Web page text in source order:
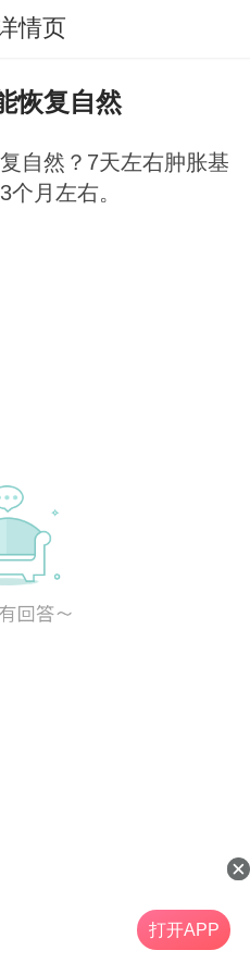
情页
恢复自然
自然？7天左右肿胀基
月左右。
打开APP